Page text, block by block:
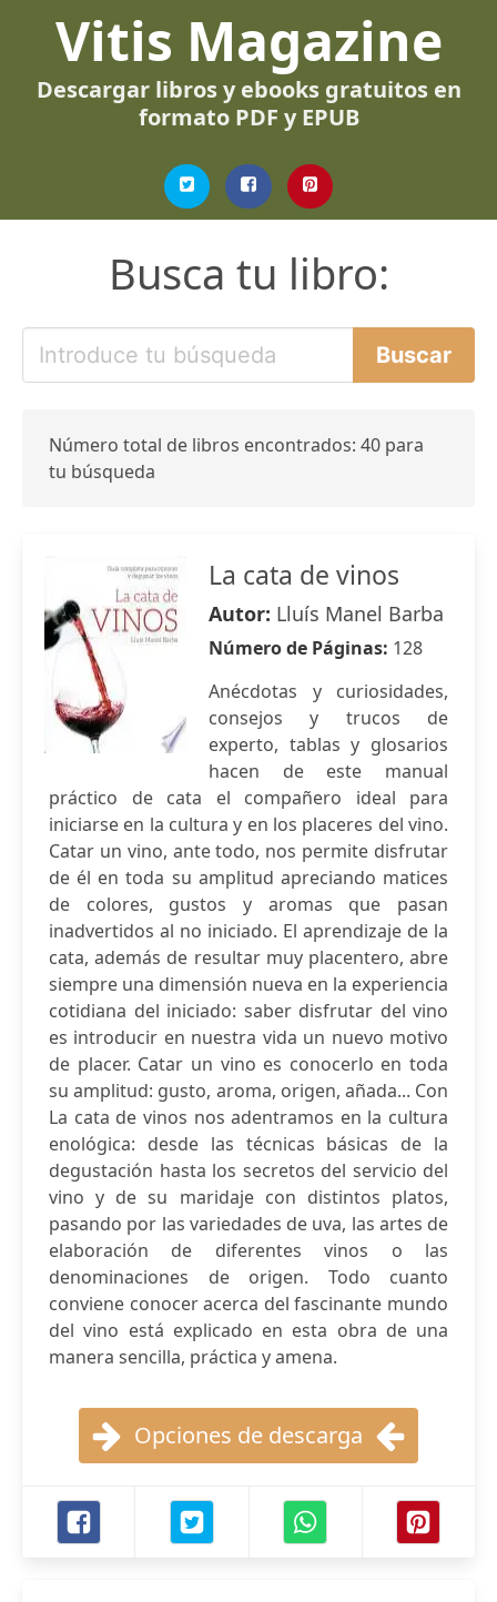
Vitis Magazine
Descargar libros y ebooks gratuitos en
formato PDF y EPUB
Busca tu libro:
Número total de libros encontrados: 40 para
tu búsqueda
La cata de vinos
Autor: Lluís Manel Barba
Número de Páginas: 128
Anécdotas y curiosidades,
consejos y trucos de
experto, tablas y glosarios
hacen de este manual
práctico de cata el compañero ideal para
iniciarse en la cultura y en los placeres del vino.
Catar un vino, ante todo, nos permite disfrutar
de él en toda su amplitud apreciando matices
de colores, gustos y aromas que pasan
inadvertidos al no iniciado. El aprendizaje de la
cata, además de resultar muy placentero, abre
siempre una dimensión nueva en la experiencia
cotidiana del iniciado: saber disfrutar del vino
es introducir en nuestra vida un nuevo motivo
de placer. Catar un vino es conocerlo en toda
su amplitud: gusto, aroma, origen, añada... Con
La cata de vinos nos adentramos en la cultura
enológica: desde las técnicas básicas de la
degustación hasta los secretos del servicio del
vino y de su maridaje con distintos platos,
pasando por las variedades de uva, las artes de
elaboración de diferentes vinos o las
denominaciones de origen. Todo cuanto
conviene conocer acerca del fascinante mundo
del vino está explicado en esta obra de una
manera sencilla, práctica y amena.
Opciones de descarga